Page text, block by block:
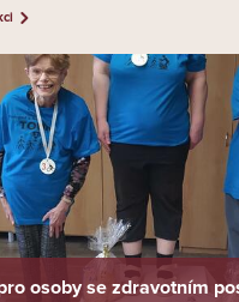
osoby se zdravotním